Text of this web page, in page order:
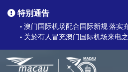
特别通告
● 澳门国际机场配合国际新规 落实
● 关於有人冒充澳门国际机场来电